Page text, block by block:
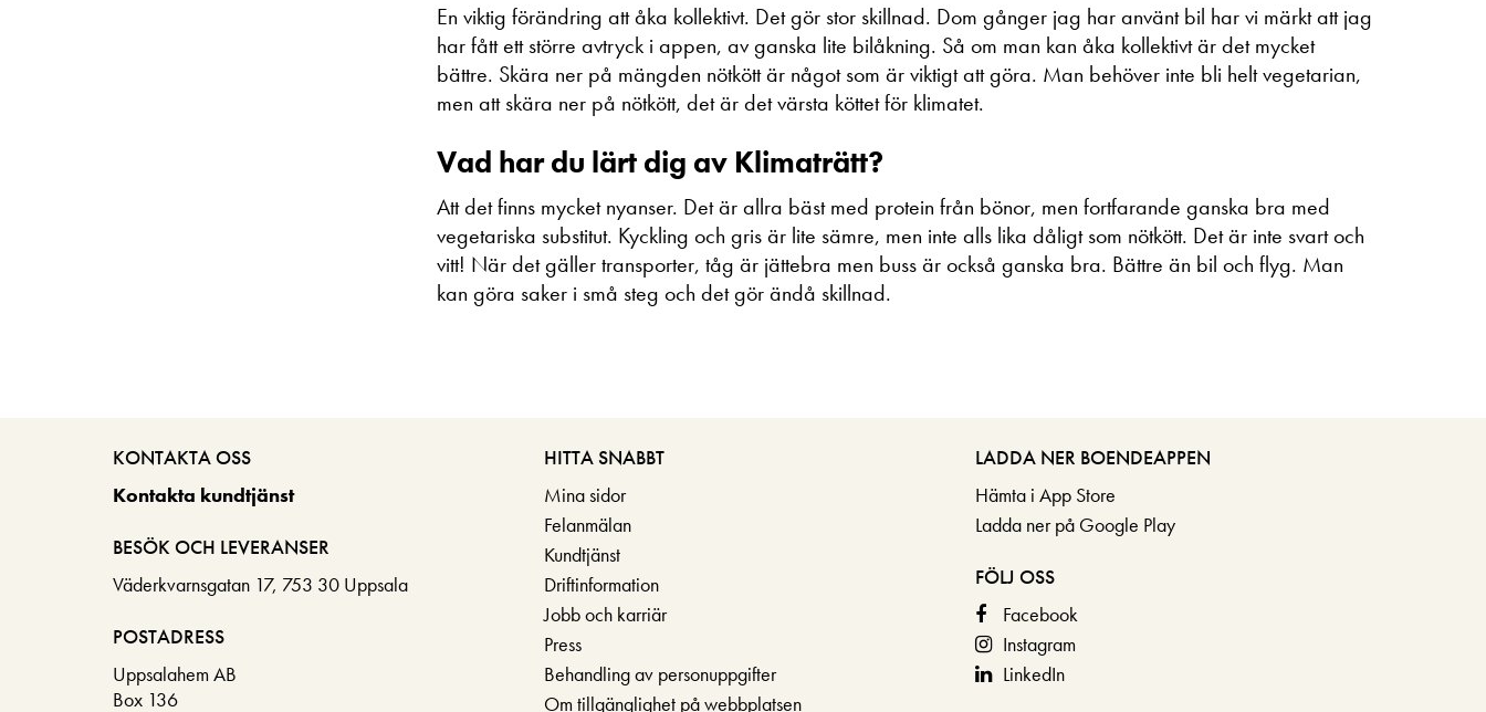
En viktig förändring att åka kollektivt. Det gör stor skillnad. Dom gånger jag har använt bil har vi märkt att jag
har fått ett större avtryck i appen, av ganska lite bilåkning. Så om man kan åka kollektivt är det mycket
bättre. Skära ner på mängden nötkött är något som är viktigt att göra. Man behöver inte bli helt vegetarian,
men att skära ner på nötkött, det är det värsta köttet för klimatet.
Vad har du lärt dig av Klimaträtt?
Att det finns mycket nyanser. Det är allra bäst med protein från bönor, men fortfarande ganska bra med
vegetariska substitut. Kyckling och gris är lite sämre, men inte alls lika dåligt som nötkött. Det är inte svart och
vitt! När det gäller transporter, tåg är jättebra men buss är också ganska bra. Bättre än bil och flyg. Man
kan göra saker i små steg och det gör ändå skillnad.
KONTAKTA OSS
Kontakta kundtjänst
BESÖK OCH LEVERANSER
Väderkvarnsgatan 17, 753 30 Uppsala
POSTADRESS
Uppsalahem AB
Box 136
HITTA SNABBT
Mina sidor
Felanmälan
Kundtjänst
Driftinformation
Jobb och karriär
Press
Behandling av personuppgifter
Om tillgänglighet på webbplatsen
LADDA NER BOENDEAPPEN
Hämta i App Store
Ladda ner på Google Play
FÖLJ OSS
Facebook
Instagram
LinkedIn